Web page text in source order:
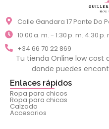
Calle Gandara 17 Ponte Do
10:00 a. m. - 1:30 p. m. 4:30
+34 66 70 22 869
Tu tienda Online low cost
donde puedes
Enlaces rápidos
Ropa para chicos
Ropa para chicas
Calzado
Accesorios